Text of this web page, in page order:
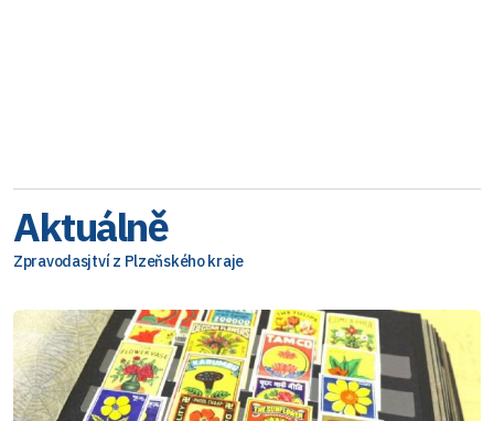
Aktuálně
Zpravodasjtví z Plzeňského kraje